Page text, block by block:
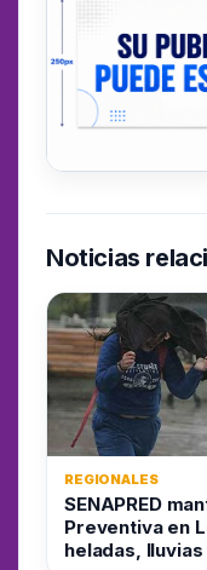
Noticias
REGIONALES
SENAPRED
Preventiva en
heladas,